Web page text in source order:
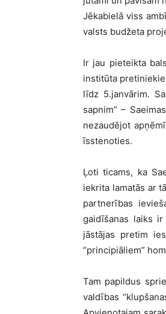
Jēkabielā viss
valsts budžeta
Ir jau pieteikta
institūta
līdz 5.janvārim.
sapnim” –
nezaudējot
īsstenoties.
Ļoti ticams, ka
iekrita lamatās ar
partnerības
gaidīšanas laiks
jāstājas pretim
“principiāliem”
Tam papildus
valdības